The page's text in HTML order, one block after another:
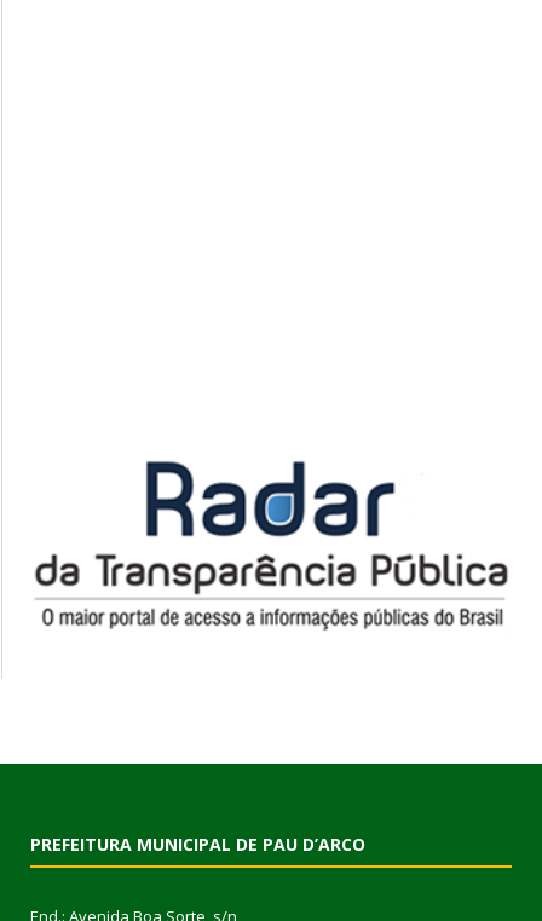
PREFEITURA MUNICIPAL DE PAU D’ARCO
End.: Avenida Boa Sorte, s/n